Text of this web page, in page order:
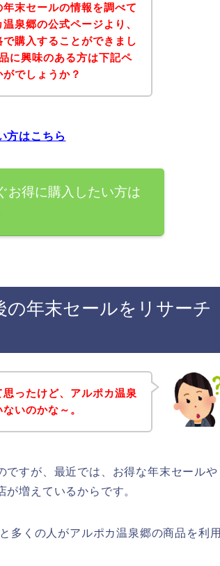
末セールの情報を調べて
泉郷の公式ページより、
購入することができまし
に興味のある方は下記ペ
でしょうか？
方はこちら
お得に購入したい方は
年末セールをリサーチ
ったけど、アルポカ温泉
いのかな～。
ですが、最近では、お得な年末セールや
増えているからです。
多くの人がアルポカ温泉郷の商品を利用